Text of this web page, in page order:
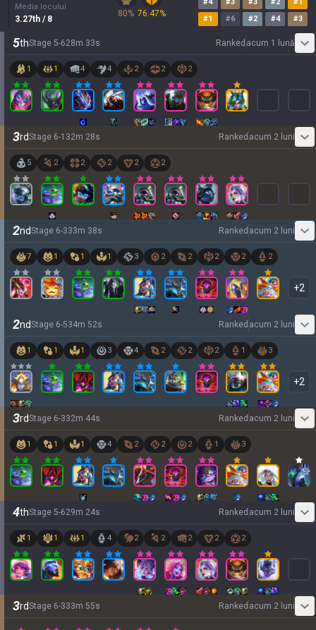
Media locului
3.27th / 8
80% 76.47%
#1 #6 #2 #4 #3
5thStage 5-628m 33s Ranked acum 1 lună
1 1 4 4 2 2 2
3rdStage 6-1 32m 28s Ranked acum 2 luni
5 2 2 2 2 2
2ndStage 6-333m 38s Ranked acum 2 luni
7 1 1 1 3 2 2 2 2 2
+2
2ndStage 6-534m 52s Ranked acum 2 luni
1 1 1 3 4 2 2 2 1 3
+2
3rdStage 6-332m 44s Ranked acum 2 luni
1 1 1 4 2 2 2 1 3
4thStage 5-629m 24s Ranked acum 2 luni
1 1 1 4 2 2 2 2 2
3rdStage 6-333m 55s Ranked acum 2 luni